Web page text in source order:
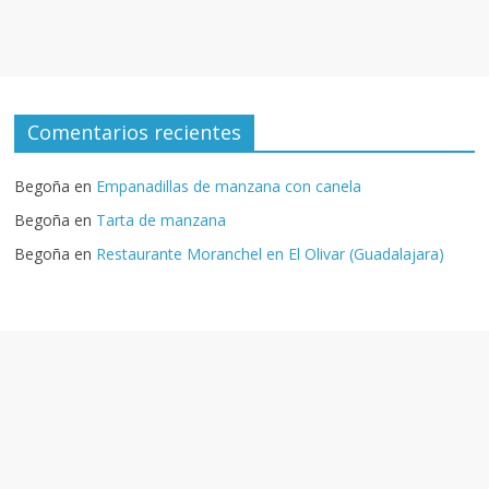
Comentarios recientes
Begoña en Empanadillas de manzana con canela
Begoña en Tarta de manzana
Begoña en Restaurante Moranchel en El Olivar (Guadalajara)